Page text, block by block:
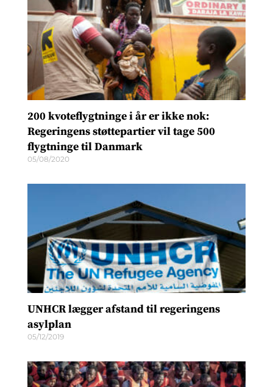
200 kvoteflygtninge i år er ikke nok:
Regeringens støttepartier vil tage 500
flygtninge til Danmark
05/08/2020
UNHCR lægger afstand til regeringens
asylplan
05/12/2019